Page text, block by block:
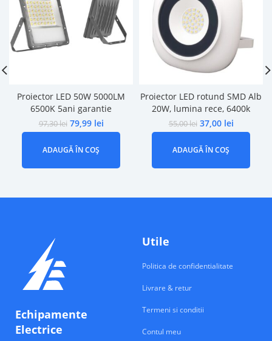
Proiector LED 50W 5000LM
6500K 5ani garantie
97,30lei 79,99 lei
ADAUGĂ ÎN COȘ
Proiector LED rotund SMD Alb
20W, lumina rece, 6400k
55,00lei 37,00 lei
ADAUGĂ ÎN COȘ
Echipamente
Electrice
Utile
Politica de confidentialitate
Livrare & retur
Termeni si conditii
Contul meu